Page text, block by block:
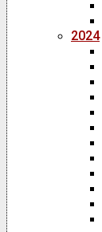
2024